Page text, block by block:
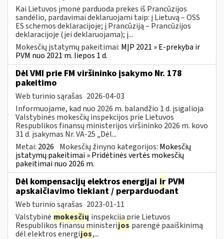
Kai Lietuvos įmonė parduoda prekes iš Prancūzijos
sandėlio, pardavimai deklaruojami taip: į Lietuvą – OSS
ES schemos deklaracijoje; į Prancūziją – Prancūzijos
deklaracijoje (jei deklaruojama); į...
Mokesčių įstatymų pakeitimai: MĮP 2021 » E-prekyba ir
PVM nuo 2021 m. liepos 1 d.
Dėl VMI prie FM viršininko įsakymo Nr. 178
pakeitimo
Web turinio sąrašas 2026-04-03
Informuojame, kad nuo 2026 m. balandžio 1 d. įsigalioja
Valstybinės mokesčių inspekcijos prie Lietuvos
Respublikos finansų ministerijos viršininko 2026 m. kovo
31 d. įsakymas Nr. VA-25 „Dėl...
Metai: 2026 Mokesčių žinyno kategorijos: Mokesčių
įstatymų pakeitimai » Pridėtinės vertės mokesčių
pakeitimai nuo 2026 m.
Dėl kompensacijų elektros energijai ir PVM
apskaičiavimo tiekiant / perparduodant
Web turinio sąrašas 2023-01-11
Valstybinė mokesčių inspekcija prie Lietuvos
Respublikos finansų ministerijos parengė paaiškinimą
dėl elektros energijos,...